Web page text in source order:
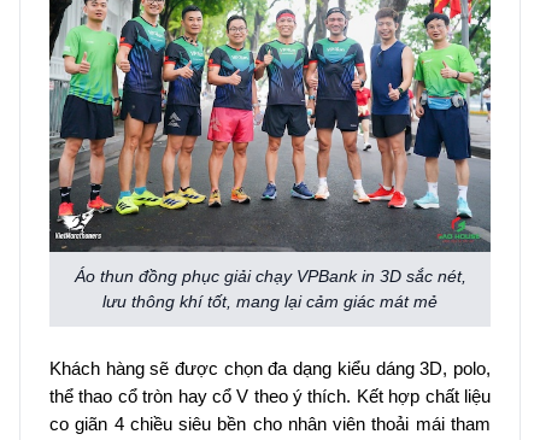
Áo thun đồng phục giải chạy VPBank in 3D sắc nét,
lưu thông khí tốt, mang lại cảm giác mát mẻ
Khách hàng sẽ được chọn đa dạng kiểu dáng 3D, polo,
thể thao cổ tròn hay cổ V theo ý thích. Kết hợp chất liệu
co giãn 4 chiều siêu bền cho nhân viên thoải mái tham